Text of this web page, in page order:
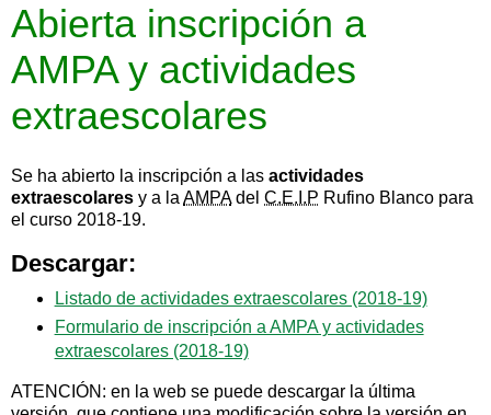
Abierta inscripción a
AMPA y actividades
extraescolares
Se ha abierto la inscripción a las actividades
extraescolares y a la AMPAdel C.E.I.P Rufino Blanco para
el curso 2018-19.
Descargar:
Listado de actividades extraescolares (2018-19)
Formulario de inscripción a AMPA y actividades
extraescolares (2018-19)
ATENCIÓN: en la web se puede descargar la última